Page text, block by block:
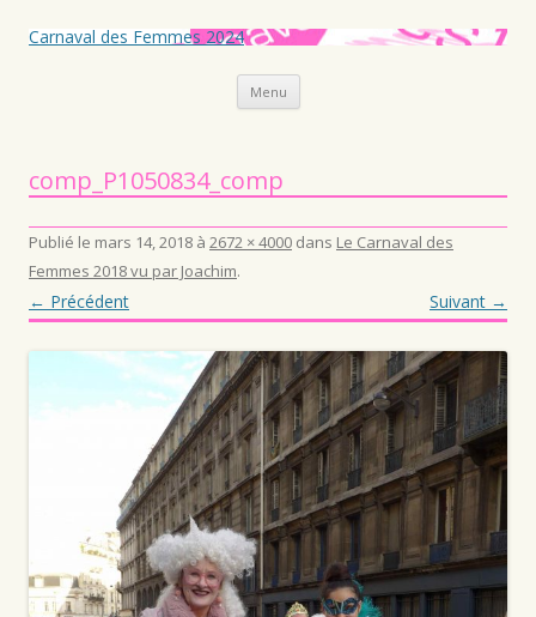
Carnaval des Femmes 2024
Menu Aller au contenu principal
comp_P1050834_comp
Publié le mars 14, 2018 à 2672 × 4000 dans Le Carnaval des
Femmes 2018 vu par Joachim.
← Précédent Suivant →